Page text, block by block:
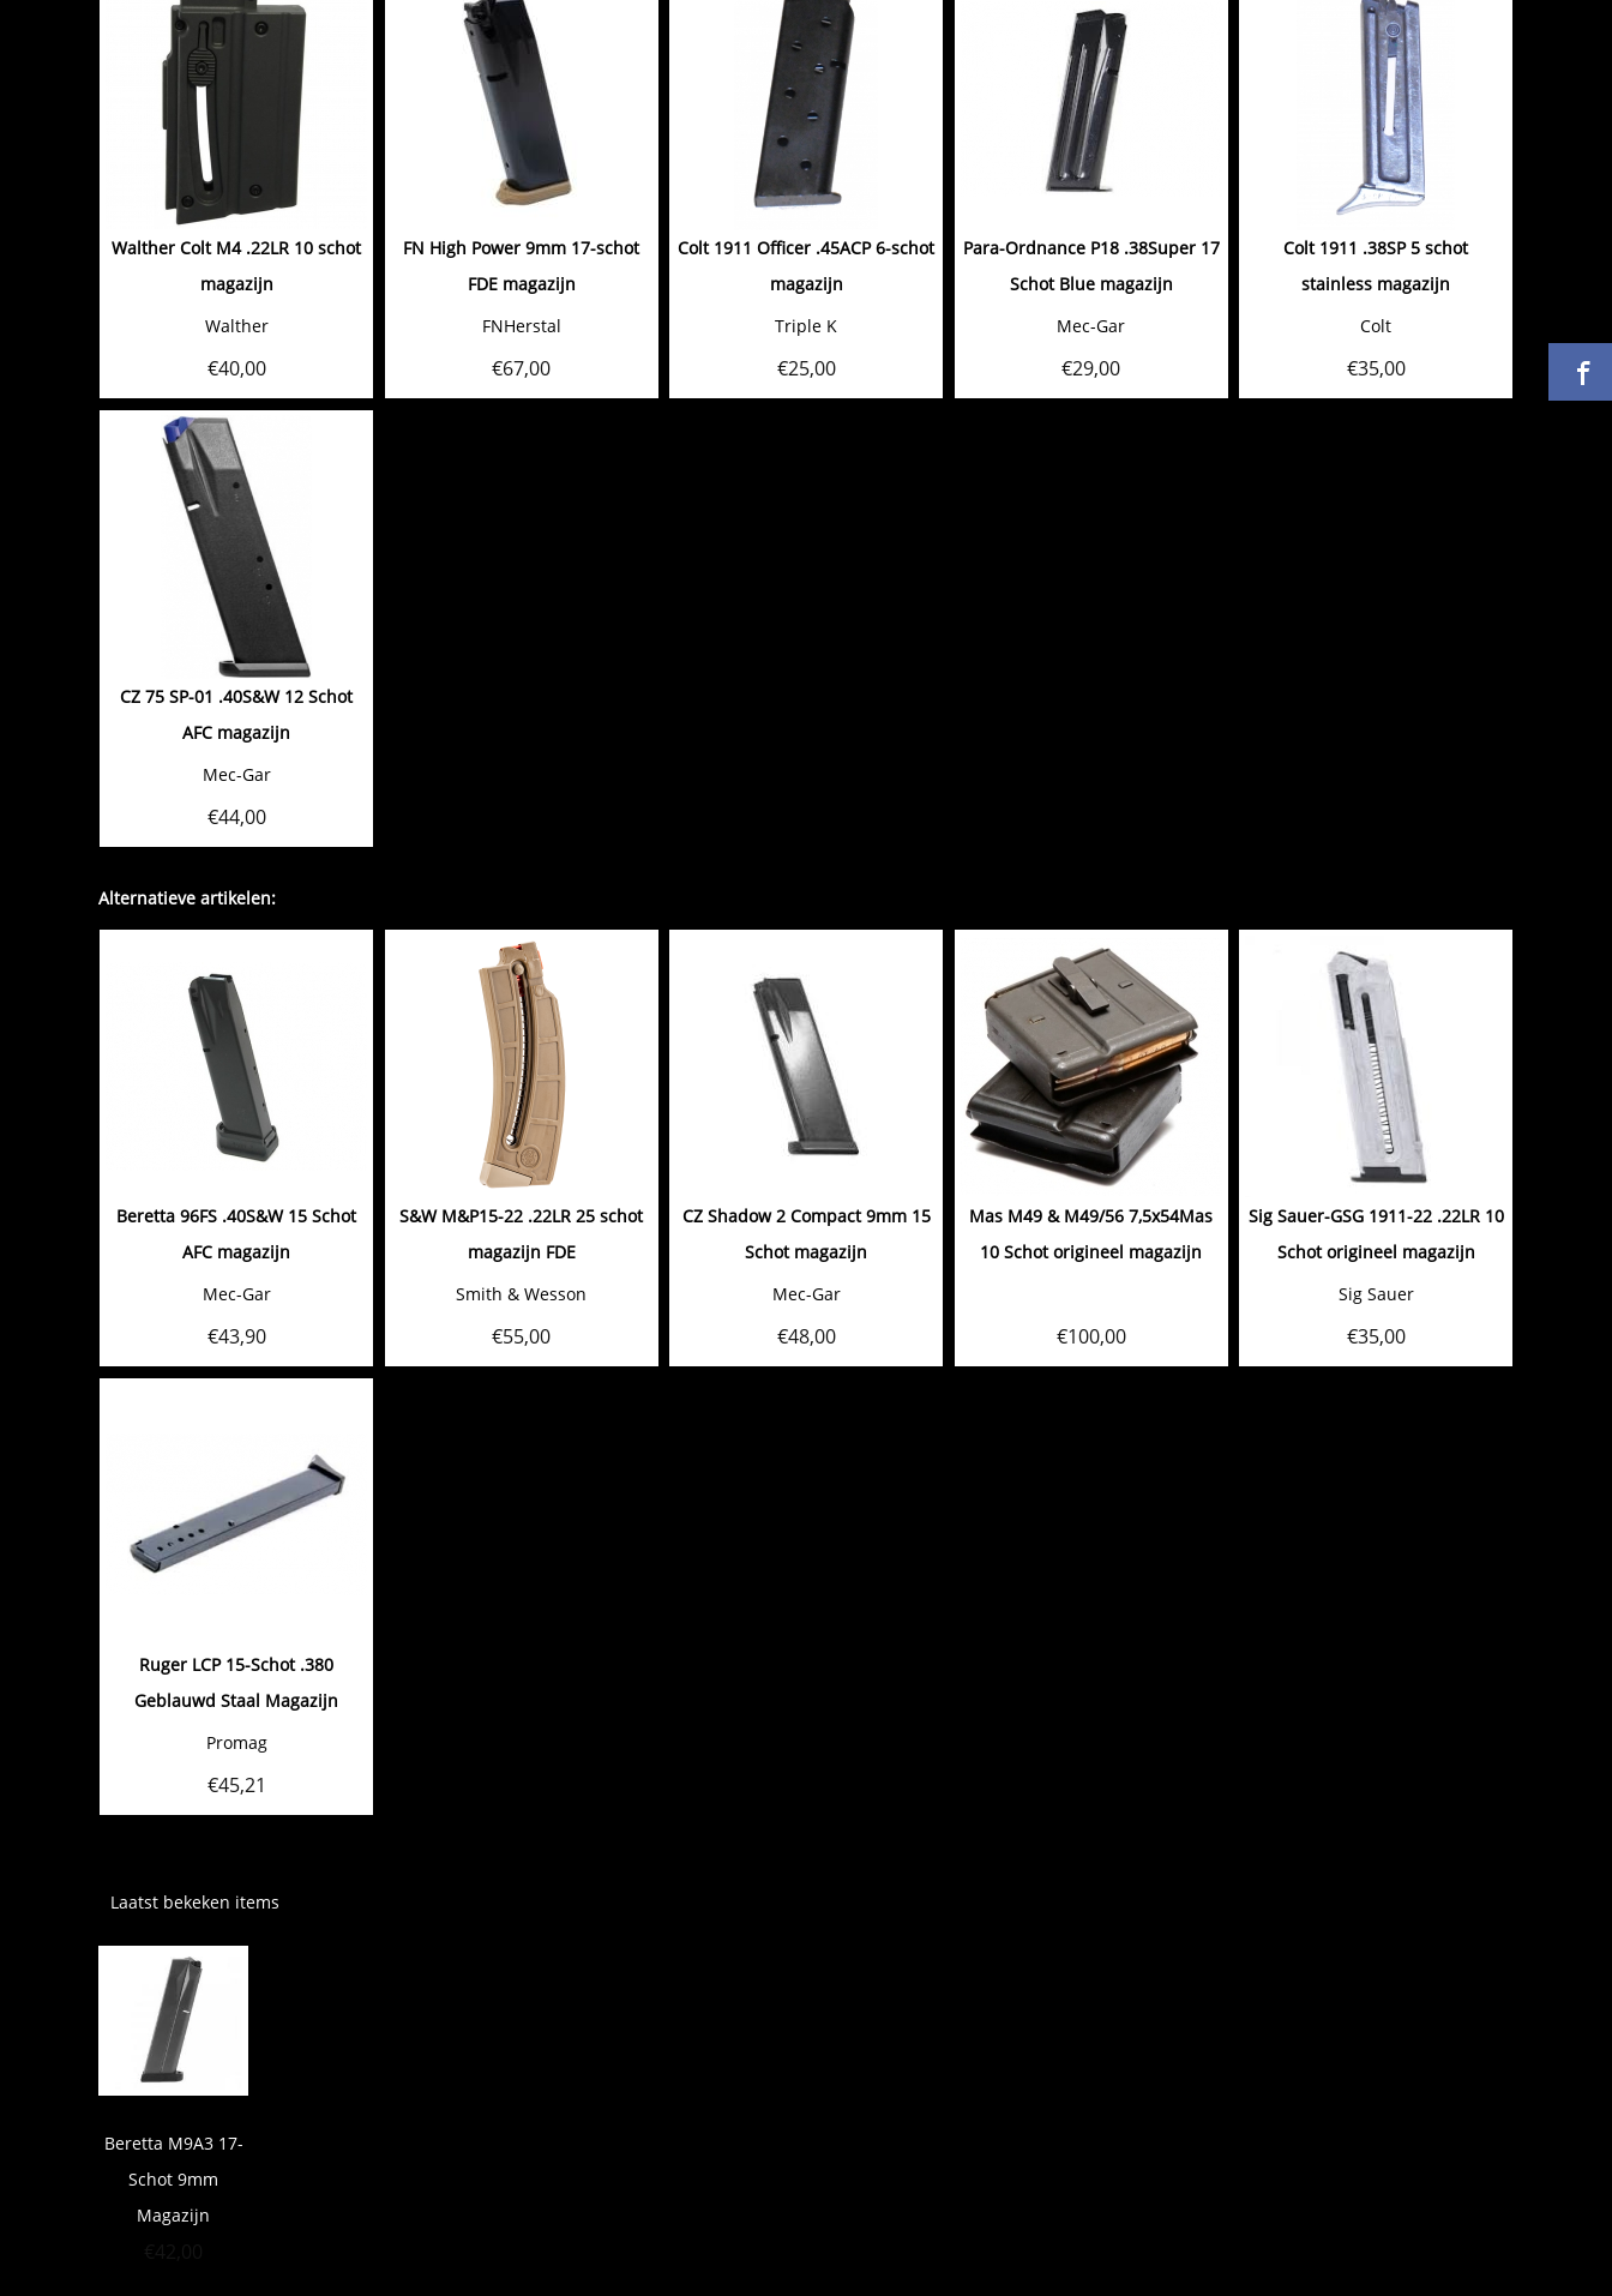
Walther Colt M4 .22LR 10 schot
magazijn
Walther
€40,00
FN High Power 9mm 17-schot
FDE magazijn
FNHerstal
€67,00
Colt 1911 Officer .45ACP 6-schot
magazijn
Triple K
€25,00
Para-Ordnance P18 .38Super 17
Schot Blue magazijn
Mec-Gar
€29,00
Colt 1911 .38SP 5 schot
stainless magazijn
Colt
€35,00
CZ 75 SP-01 .40S&W 12 Schot
AFC magazijn
Mec-Gar
€44,00
Alternatieve artikelen:
Beretta 96FS .40S&W 15 Schot
AFC magazijn
Mec-Gar
€43,90
S&W M&P15-22 .22LR 25 schot
magazijn FDE
Smith & Wesson
€55,00
CZ Shadow 2 Compact 9mm 15
Schot magazijn
Mec-Gar
€48,00
Mas M49 & M49/56 7,5x54Mas
10 Schot origineel magazijn
€100,00
Sig Sauer-GSG 1911-22 .22LR 10
Schot origineel magazijn
Sig Sauer
€35,00
Ruger LCP 15-Schot .380
Geblauwd Staal Magazijn
Promag
€45,21
Laatst bekeken items
Beretta M9A3 17-
Schot 9mm
Magazijn